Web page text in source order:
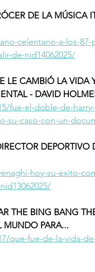
DE LA MÚSICA
celentano-a-los-87-
de-nid14062025/
LE CAMBIÓ LA VIDA
- DAVID
fue-el-doble-de-
su-caso-con-un-
DEPORTIVO
hoy-su-exito-
THE BING BANG
PARA...
que-fue-de-la-vida-